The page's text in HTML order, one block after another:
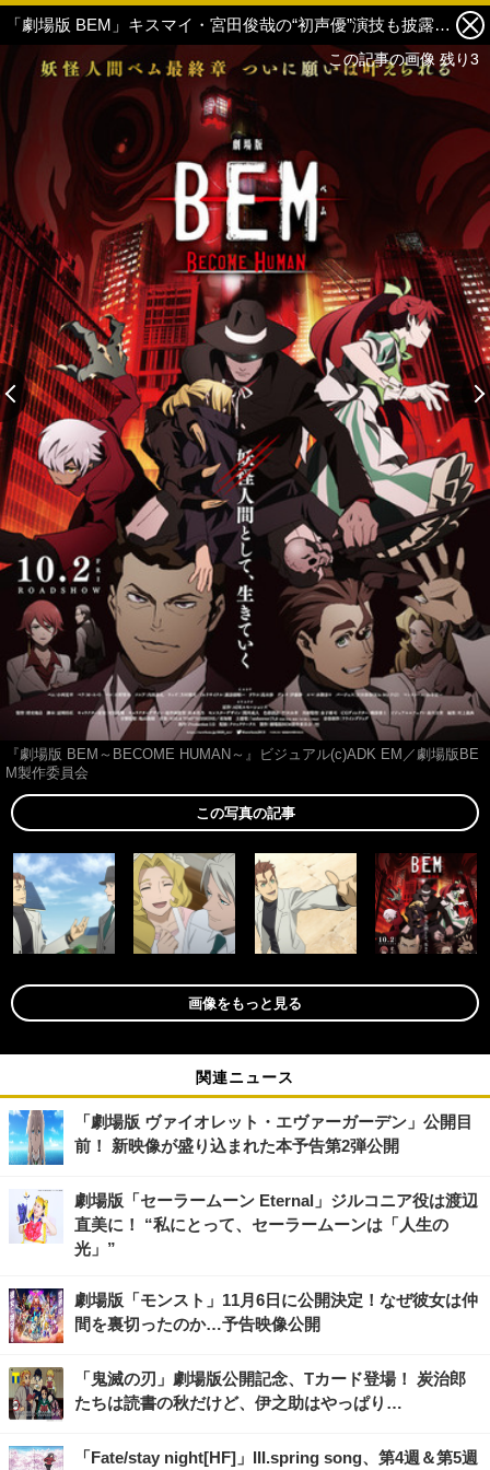
「劇場版 BEM」キスマイ・宮田俊哉の“初声優”演技も披露！本編映像公開 ベムが人間として生活!? 4枚目の写真・画像
『劇場版 BEM～BECOME HUMAN～』ビジュアル(c)ADK EM／劇場版BE
M製作委員会
この記事の画像 残り3
この写真の記事
画像をもっと見る
関連ニュース
「劇場版 ヴァイオレット・エヴァーガーデン」公開目
前！ 新映像が盛り込まれた本予告第2弾公開
劇場版「セーラームーン Eternal」ジルコニア役は渡辺
直美に！ “私にとって、セーラームーンは「人生の
光」”
劇場版「モンスト」11月6日に公開決定！なぜ彼女は仲
間を裏切ったのか…予告映像公開
「鬼滅の刃」劇場版公開記念、Tカード登場！ 炭治郎
たちは読書の秋だけど、伊之助はやっぱり…
「Fate/stay night[HF]」III.spring song、第4週＆第5週
この記事の画像 残り3